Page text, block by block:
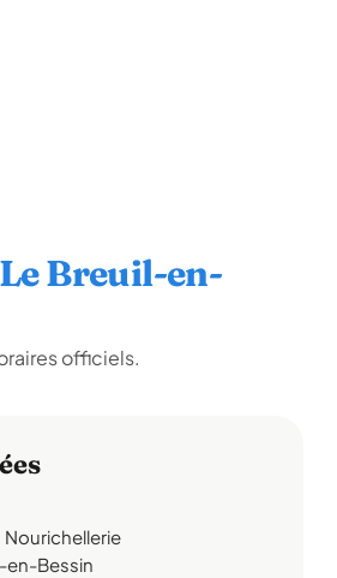
Breuil-en-
officiels.
Nourichellerie
en-Bessin